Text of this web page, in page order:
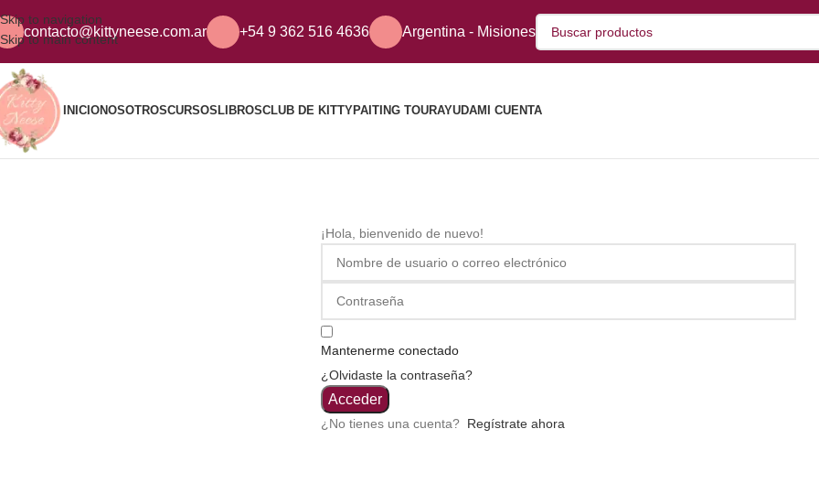
Skip to navigation
Skip to main content
contacto@kittyneese.com.ar +54 9 362 516 4636 Argentina - Misiones
INICIONOSOTROSCURSOS LIBROSCLUB DE KITTYPAITING TOURAYUDAMI CUENTA
¡Hola, bienvenido de nuevo!
Mantenerme conectado
¿Olvidaste la contraseña?
Acceder
¿No tienes una cuenta? Regístrate ahora